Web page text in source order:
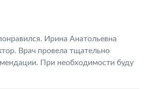
Ирина Анатольевна
Врач провела тщательно
При необходимости буду